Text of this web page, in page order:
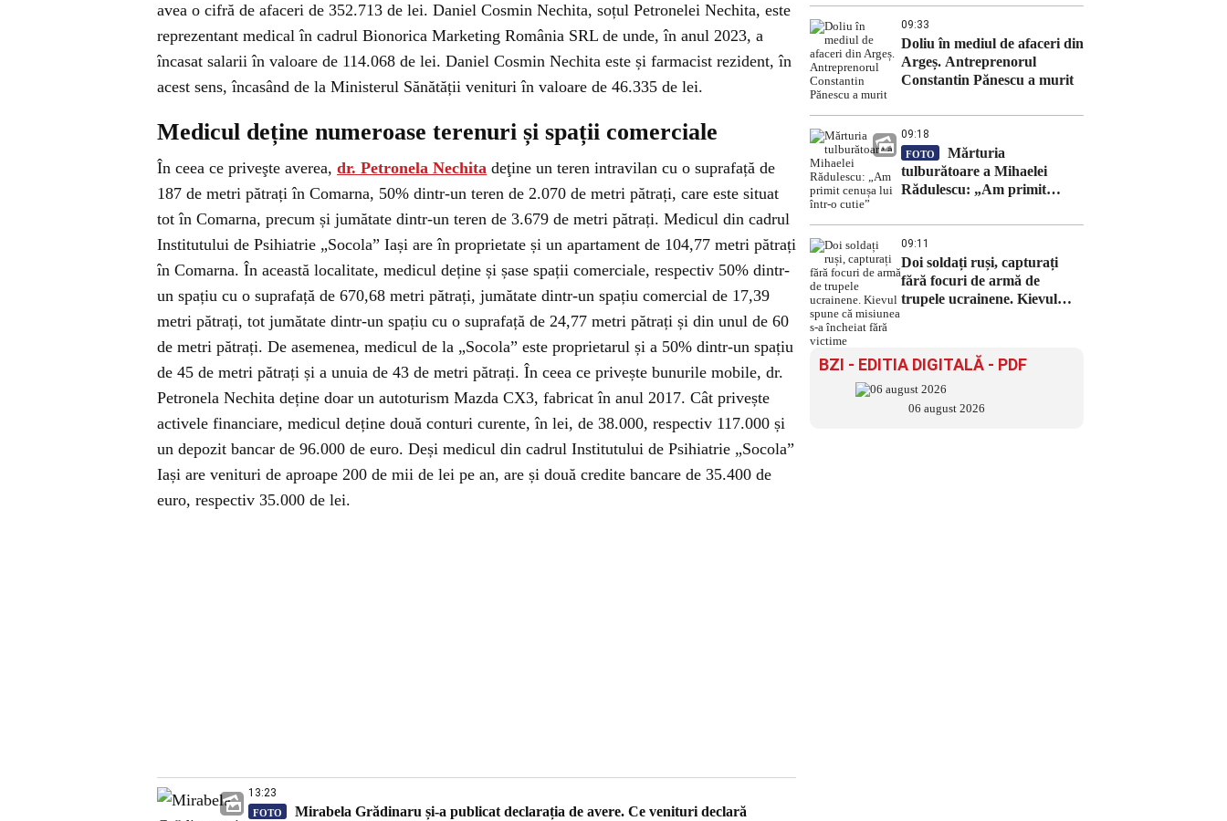
avea o cifră de afaceri de 352.713 de lei. Daniel Cosmin Nechita, soțul Petronelei Nechita, este
reprezentant medical în cadrul Bionorica Marketing România SRL de unde, în anul 2023, a
încasat salarii în valoare de 114.068 de lei. Daniel Cosmin Nechita este și farmacist rezident, în
acest sens, încasând de la Ministerul Sănătății venituri în valoare de 46.335 de lei.
Medicul deține numeroase terenuri și spații comerciale
În ceea ce priveşte averea, dr. Petronela Nechita deţine un teren intravilan cu o suprafață de
187 de metri pătrați în Comarna, 50% dintr-un teren de 2.070 de metri pătrați, care este situat
tot în Comarna, precum și jumătate dintr-un teren de 3.679 de metri pătrați. Medicul din cadrul
Institutului de Psihiatrie „Socola” Iași are în proprietate și un apartament de 104,77 metri pătrați
în Comarna. În această localitate, medicul deține și șase spații comerciale, respectiv 50% dintr-
un spațiu cu o suprafață de 670,68 metri pătrați, jumătate dintr-un spațiu comercial de 17,39
metri pătrați, tot jumătate dintr-un spațiu cu o suprafață de 24,77 metri pătrați și din unul de 60
de metri pătrați. De asemenea, medicul de la „Socola” este proprietarul și a 50% dintr-un spațiu
de 45 de metri pătrați și a unuia de 43 de metri pătrați. În ceea ce privește bunurile mobile, dr.
Petronela Nechita deține doar un autoturism Mazda CX3, fabricat în anul 2017. Cât privește
activele financiare, medicul deține două conturi curente, în lei, de 38.000, respectiv 117.000 și
un depozit bancar de 96.000 de euro. Deși medicul din cadrul Institutului de Psihiatrie „Socola”
Iași are venituri de aproape 200 de mii de lei pe an, are și două credite bancare de 35.400 de
euro, respectiv 35.000 de lei.
13:23
FOTO
Mirabela Grădinaru și-a publicat declarația de avere. Ce venituri declară
09:33
Doliu în mediul de afaceri din
Argeș. Antreprenorul
Constantin Pănescu a murit
09:18
FOTO
Mărturia
tulburătoare a Mihaelei
Rădulescu: „Am primit
09:11
Doi soldați ruși, capturați
fără focuri de armă de
trupele ucrainene. Kievul
BZI - EDITIA DIGITALĂ - PDF
06 august 2026